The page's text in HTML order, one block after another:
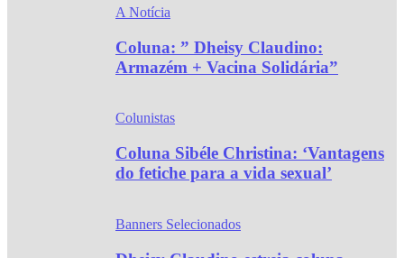
A Notícia
Coluna: ” Dheisy Claudino:
Armazém + Vacina Solidária”
Colunistas
Coluna Sibéle Christina: ‘Vantagens
do fetiche para a vida sexual’
Banners Selecionados